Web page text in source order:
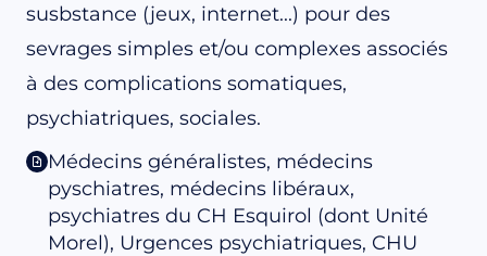
susbstance (jeux, internet...) pour des
sevrages simples et/ou complexes associés
à des complications somatiques,
psychiatriques, sociales.
Médecins généralistes, médecins
pyschiatres, médecins libéraux,
psychiatres du CH Esquirol (dont Unité
Morel), Urgences psychiatriques, CHU